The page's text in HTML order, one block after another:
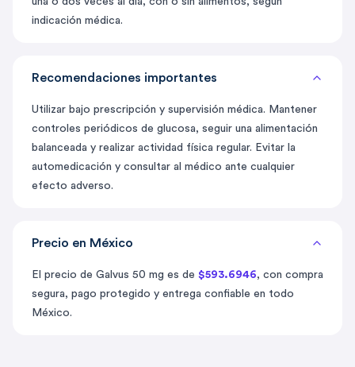
indicación médica.
Recomendaciones importantes
Utilizar bajo prescripción y supervisión médica. Mantener
controles periódicos de glucosa, seguir una alimentación
balanceada y realizar actividad física regular. Evitar la
automedicación y consultar al médico ante cualquier
efecto adverso.
Precio en México
El precio de Galvus 50 mg es de $593.6946, con compra
segura, pago protegido y entrega confiable en todo
México.